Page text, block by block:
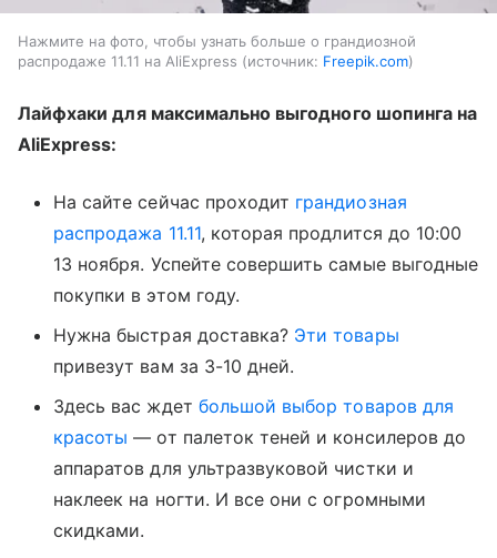
Нажмите на фото, чтобы узнать больше о грандиозной
распродаже 11.11 на AliExpress
источник: Freepik.com
Лайфхаки для максимально выгодного шопинга на
AliExpress:
На сайте сейчас проходит грандиозная
распродажа 11.11, которая продлится до 10:00
13 ноября. Успейте совершить самые выгодные
покупки в этом году.
Нужна быстрая доставка? Эти товары
привезут вам за 3-10 дней.
Здесь вас ждет большой выбор товаров для
красоты — от палеток теней и консилеров до
аппаратов для ультразвуковой чистки и
наклеек на ногти. И все они с огромными
скидками.